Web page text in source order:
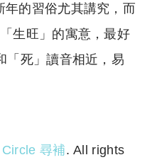
年的習俗尤其講究，而
生旺」的寓意，最好
「死」讀音相近，易
尋補. All rights